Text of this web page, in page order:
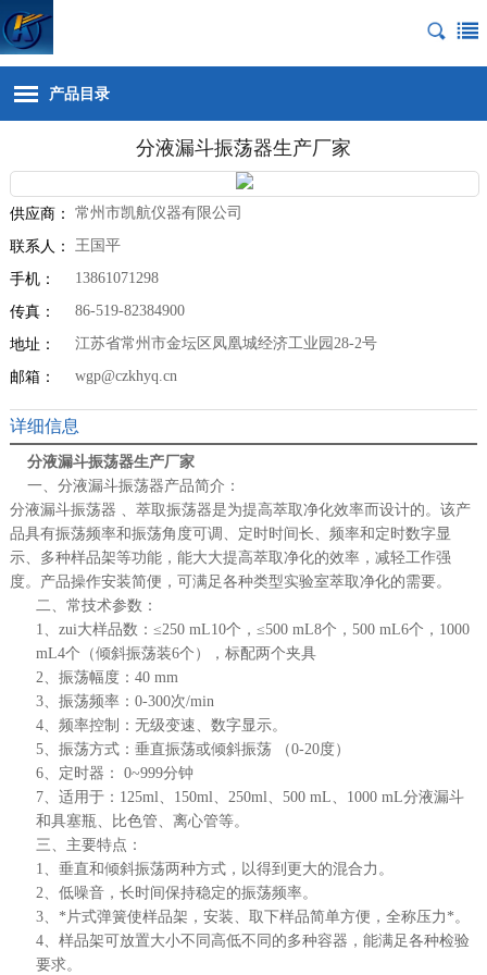
产品目录
分液漏斗振荡器生产厂家
供应商： 常州市凯航仪器有限公司
联系人： 王国平
手机： 13861071298
传真： 86-519-82384900
地址： 江苏省常州市金坛区凤凰城经济工业园28-2号
邮箱： wgp@czkhyq.cn
详细信息
分液漏斗振荡器生产厂家
一、分液漏斗振荡器产品简介：
分液漏斗振荡器 、萃取振荡器是为提高萃取净化效率而设计的。该产
品具有振荡频率和振荡角度可调、定时时间长、频率和定时数字显
示、多种样品架等功能，能大大提高萃取净化的效率，减轻工作强
度。产品操作安装简便，可满足各种类型实验室萃取净化的需要。
二、常技术参数：
1、zui大样品数：≤250 mL10个，≤500 mL8个，500 mL6个，1000
mL4个（倾斜振荡装6个），标配两个夹具
2、振荡幅度：40 mm
3、振荡频率：0-300次/min
4、频率控制：无级变速、数字显示。
5、振荡方式：垂直振荡或倾斜振荡 （0-20度）
6、定时器： 0~999分钟
7、适用于：125ml、150ml、250ml、500 mL、1000 mL分液漏斗
和具塞瓶、比色管、离心管等。
三、主要特点：
1、垂直和倾斜振荡两种方式，以得到更大的混合力。
2、低噪音，长时间保持稳定的振荡频率。
3、*片式弹簧使样品架，安装、取下样品简单方便，全称压力*。
4、样品架可放置大小不同高低不同的多种容器，能满足各种检验
要求。